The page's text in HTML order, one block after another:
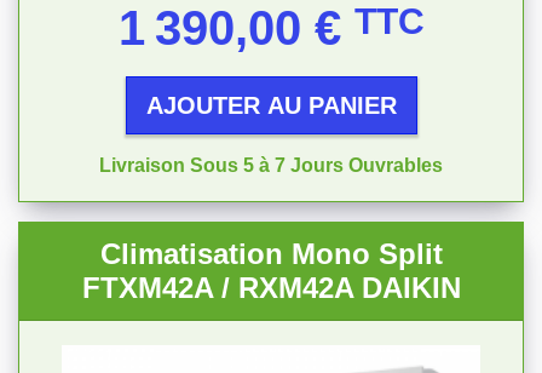
1 390,00 € TTC
AJOUTER AU PANIER
Livraison Sous 5 à 7 Jours Ouvrables
Climatisation Mono Split
FTXM42A / RXM42A DAIKIN